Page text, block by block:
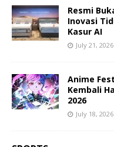
Resmi
Inovasi
Kasur AI
July 21, 2026
Anime
Kembali
2026
July 18, 2026